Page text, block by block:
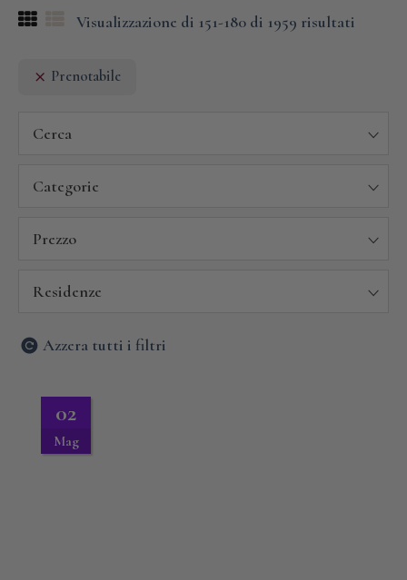
Visualizzazione di 151-180 di 1959 risultati
Prenotabile
Cerca
Categorie
Prezzo
Residenze
Azzera tutti i filtri
02
Mag